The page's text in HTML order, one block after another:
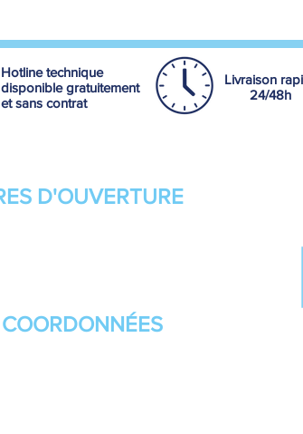
Hotline technique
disponible gratuitement
et sans contrat
Livraison
24/48h
D'OUVERTURE
COORDONNÉES